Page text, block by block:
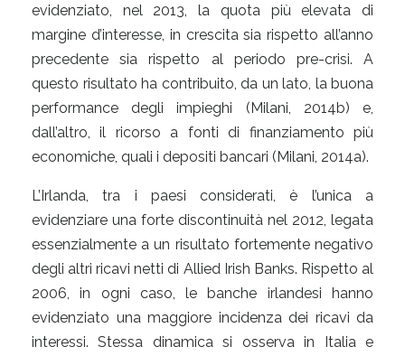
evidenziato, nel 2013, la quota più elevata di
margine d’interesse, in crescita sia rispetto all’anno
precedente sia rispetto al periodo pre-crisi. A
questo risultato ha contribuito, da un lato, la buona
performance degli impieghi (Milani, 2014b) e,
dall’altro, il ricorso a fonti di finanziamento più
economiche, quali i depositi bancari (Milani, 2014a).
L’Irlanda, tra i paesi considerati, è l’unica a
evidenziare una forte discontinuità nel 2012, legata
essenzialmente a un risultato fortemente negativo
degli altri ricavi netti di Allied Irish Banks. Rispetto al
2006, in ogni caso, le banche irlandesi hanno
evidenziato una maggiore incidenza dei ricavi da
interessi. Stessa dinamica si osserva in Italia e